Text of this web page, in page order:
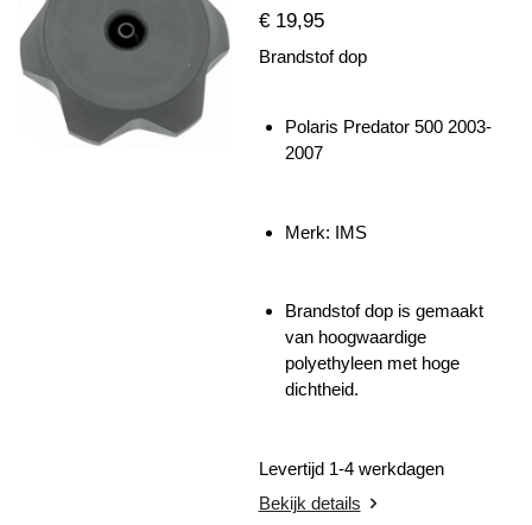
€ 19,95
Brandstof dop
Polaris Predator 500 2003-
2007
Merk: IMS
Brandstof dop is gemaakt
van hoogwaardige
polyethyleen met hoge
dichtheid.
Levertijd 1-4 werkdagen
Bekijk details